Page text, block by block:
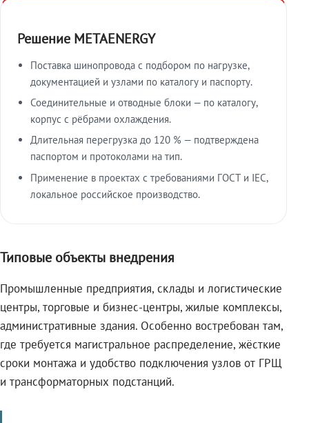
Решение METAENERGY
Поставка шинопровода с подбором по нагрузке,
документацией и узлами по каталогу и паспорту.
Соединительные и отводные блоки — по каталогу,
корпус с рёбрами охлаждения.
Длительная перегрузка до 120 % — подтверждена
паспортом и протоколами на тип.
Применение в проектах с требованиями ГОСТ и IEC,
локальное российское производство.
Типовые объекты внедрения
Промышленные предприятия, склады и логистические
центры, торговые и бизнес-центры, жилые комплексы,
административные здания. Особенно востребован там,
где требуется магистральное распределение, жёсткие
сроки монтажа и удобство подключения узлов от ГРЩ
и трансформаторных подстанций.